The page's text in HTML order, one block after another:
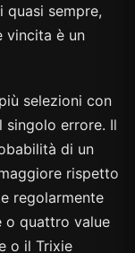
quasi sempre,
vincita è un
selezioni con
errore. Il
di un
rispetto
regolarmente
o quattro value
o il Trixie